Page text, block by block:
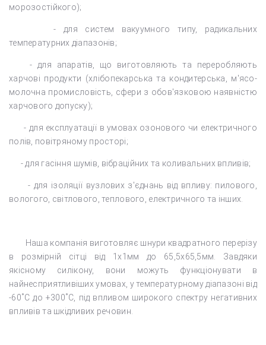
морозостійкого);
- для систем вакуумного типу, радикальних
температурних діапазонів;
- для апаратів, що виготовляють та переробляють
харчові продукти (хлібопекарська та кондитерська, м'ясо-
молочна промисловість, сфери з обов'язковою наявністю
харчового допуску);
- для експлуатації в умовах озонового чи електричного
полів, повітряному просторі;
- для гасіння шумів, вібраційних та коливальних впливів;
- для ізоляції вузлових з'єднань від впливу: пилового,
вологого, світлового, теплового, електричного та інших.
Наша компанія виготовляє шнури квадратного перерізу
в розмірній сітці від 1х1мм до 65,5х65,5мм. Завдяки
якісному силікону, вони можуть функціонувати в
найнесприятливіших умовах, у температурному діапазоні від
-60˚С до +300˚С, під впливом широкого спектру негативних
впливів та шкідливих речовин.